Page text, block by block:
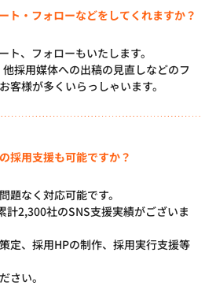
ト・フォローなどをしてくれますか？
ト、フォローもいたします。
採用媒体への出稿の見直しなどのフ
客様が多くいらっしゃいます。
採用支援も可能ですか？
題なく対応可能です。
2,300社のSNS支援実績がございま
定、採用HPの制作、採用実行支援等
さい。